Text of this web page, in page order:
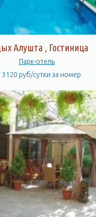
Алушта , Гостиница
Парк-отель
3120 руб/сутки за номер